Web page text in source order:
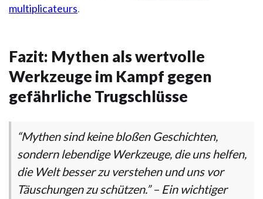
multiplicateurs.
Fazit: Mythen als wertvolle
Werkzeuge im Kampf gegen
gefährliche Trugschlüsse
“Mythen sind keine bloßen Geschichten,
sondern lebendige Werkzeuge, die uns helfen,
die Welt besser zu verstehen und uns vor
Täuschungen zu schützen.” – Ein wichtiger